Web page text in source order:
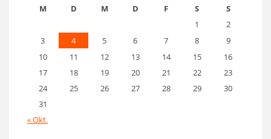
M D M D F S
S
1
2
3
4 5 6 7 8
9
10
11 12 13 14 15
16
17
18 19 20 21 22
23
24
25 26 27 28 29
30
31
« Okt.